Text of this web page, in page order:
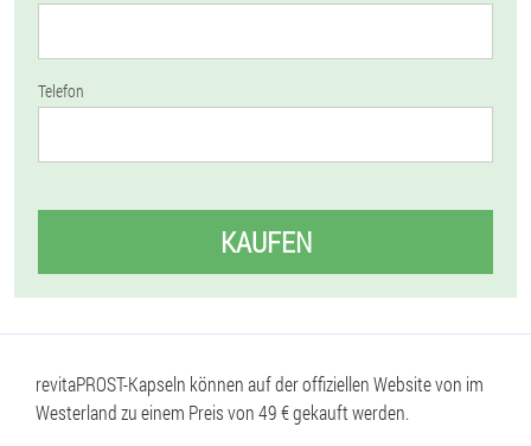
Telefon
KAUFEN
revitaPROST-Kapseln können auf der offiziellen Website von im
Westerland zu einem Preis von 49 € gekauft werden.